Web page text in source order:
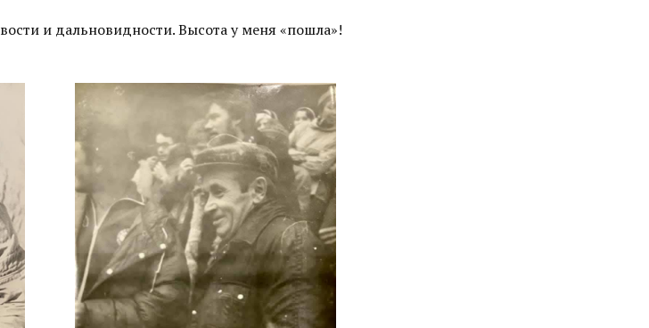
и дальновидности. Высота у меня «пошла»!